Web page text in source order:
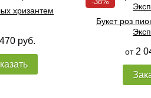
хризантем
руб.
Букет роз
от 2